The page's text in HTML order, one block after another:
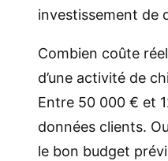
investissement de
Combien coûte
d’une activité de
Entre 50 000 € et
données clients.
le bon budget